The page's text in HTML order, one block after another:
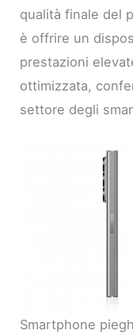
qualità finale del
è offrire un
prestazioni
ottimizzata,
settore degli
Smartphone